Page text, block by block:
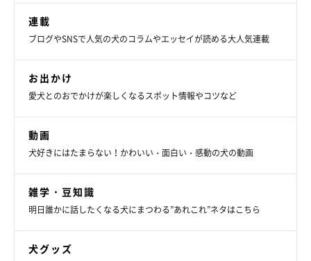
飼い主さん：
「最初は『なぜかなぁ。次男の泣いている声がうるさいから吠え
ているのかな？』と軽く考えていました。でも、毎回次男が泣く
たびに吠えるので、
ぁ』と感じました」
連載
ブログやSNSで人気の犬のコラムやエッセイが読める大人気連載
お出かけ
愛犬とのおでかけが楽しくなるスポット情報やコツなど
動画
犬好きにはたまらない！かわいい・面白い・感動の犬の動画
雑学・豆知識
明日誰かに話したくなる犬にまつわる”あれこれ”ネタはこちら
犬グッズ